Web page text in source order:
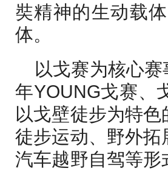
奘精神的生动载
体。
以戈赛为核心
年YOUNG戈赛、
以戈壁徒步为特
徒步运动、野外
汽车越野自驾等